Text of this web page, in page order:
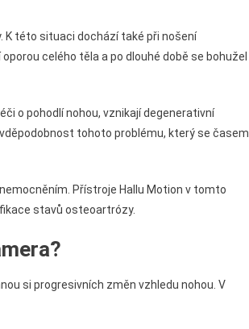
K této situaci dochází také při nošení
celého těla a po dlouhé době se bohužel
o pohodlí nohou, vznikají degenerativní
tohoto problému, který se časem
Přístroje Hallu Motion v tomto
stavů osteoartrózy.
si progresivních změn vzhledu nohou. V